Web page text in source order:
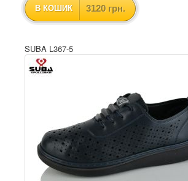
В КОШИК 3120 грн.
SUBA L367-5